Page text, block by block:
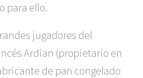
para ello.
jugadores del
Ardian (propietario en
de pan congelado